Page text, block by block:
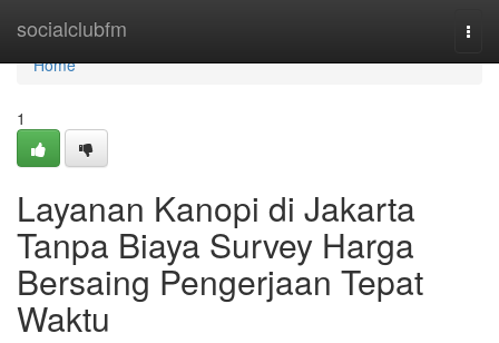
socialclubfm
Home
Home
1
Layanan Kanopi di Jakarta
Tanpa Biaya Survey Harga
Bersaing Pengerjaan Tepat
Waktu